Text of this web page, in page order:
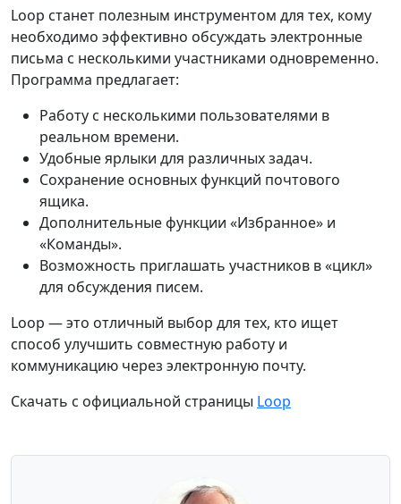
Loop станет полезным инструментом для тех, кому
необходимо эффективно обсуждать электронные
письма с несколькими участниками одновременно.
Программа предлагает:
Работу с несколькими пользователями в
реальном времени.
Удобные ярлыки для различных задач.
Сохранение основных функций почтового
ящика.
Дополнительные функции «Избранное» и
«Команды».
Возможность приглашать участников в «цикл»
для обсуждения писем.
Loop — это отличный выбор для тех, кто ищет
способ улучшить совместную работу и
коммуникацию через электронную почту.
Скачать с официальной страницы Loop